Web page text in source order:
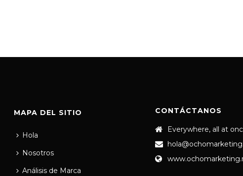
MAPA DEL SITIO
Hola
Nosotros
Análisis de Marca
CONTÁCTANOS
Everywhere, all at